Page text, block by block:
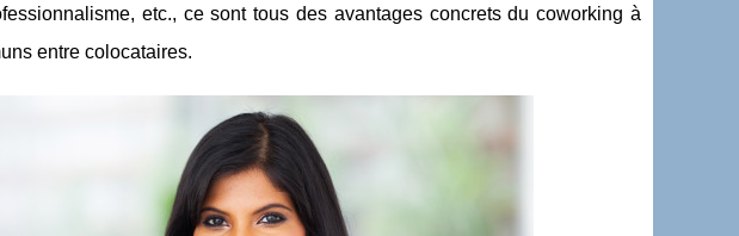
etc., ce sont tous des avantages concrets du coworking à
entre colocataires.